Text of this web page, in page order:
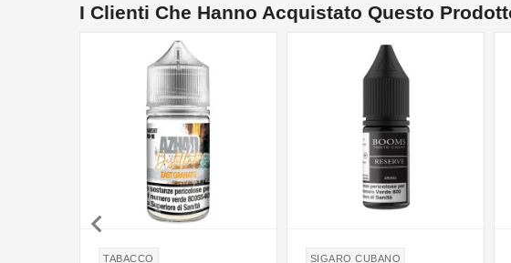
I Clienti Che Hanno Acquistato Questo
TABACCO
SIGARO CUBANO
